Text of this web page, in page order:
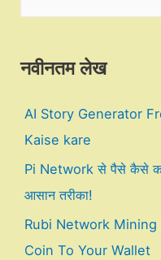
नवीनतम लेख
AI Story Generator
Kaise kare
Pi Network से पैसे कैसे
आसान तरीका!
Rubi Network Mining
Coin To Your Wallet